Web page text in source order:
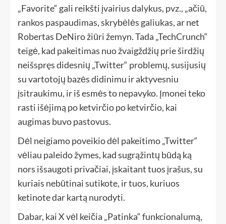
„Favorite“ gali reikšti įvairius dalykus, pvz., „ačiū,
rankos paspaudimas, skrybėlės galiukas, ar net
Robertas DeNiro žiūri žemyn. Tada „TechCrunch“
teigė, kad pakeitimas nuo žvaigždžių prie širdžių
neišspręs didesnių „Twitter“ problemų, susijusių
su vartotojų bazės didinimu ir aktyvesniu
įsitraukimu, ir iš esmės to nepavyko. Įmonei teko
rasti išėjimą po ketvirčio po ketvirčio, ​​kai
augimas buvo pastovus.
Dėl neigiamo poveikio dėl pakeitimo „Twitter“
vėliau paleido žymes, kad sugrąžintų būdą ką
nors išsaugoti privačiai, įskaitant tuos įrašus, su
kuriais nebūtinai sutikote, ir tuos, kuriuos
ketinote dar kartą nurodyti.
Dabar, kai X vėl keičia „Patinka“ funkcionalumą,